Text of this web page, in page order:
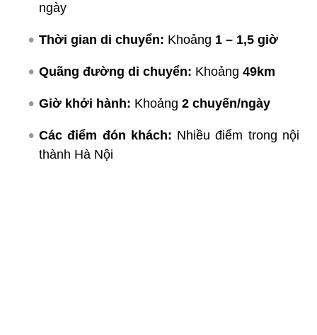
ngày
Thời gian di chuyển: Khoảng 1 – 1,5 giờ
Quãng đường di chuyển: Khoảng 49km
Giờ khởi hành: Khoảng 2 chuyến/ngày
Các điểm đón khách: Nhiều điểm trong nội
thành Hà Nội